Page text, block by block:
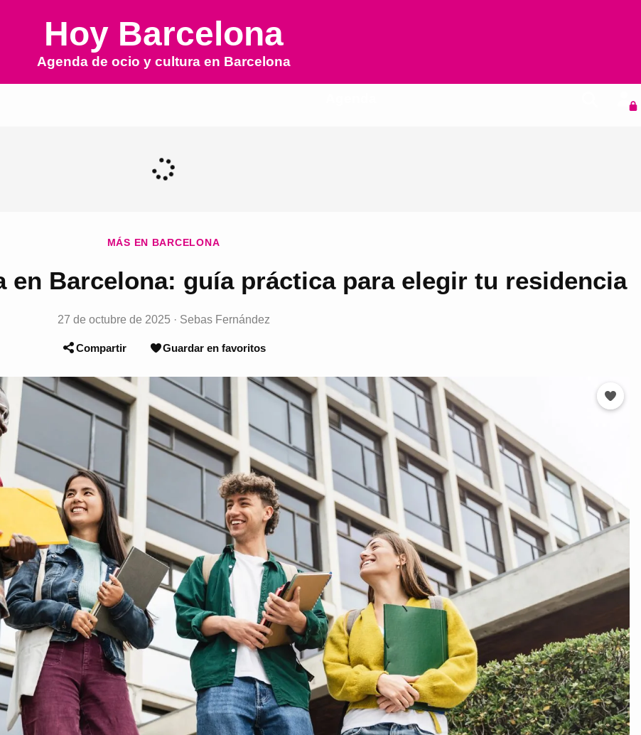
Hoy Barcelona
Agenda de ocio y cultura en Barcelona
MÁS EN BARCELONA
Barcelona: guía práctica para elegir tu residencia
27 de octubre de 2025 · Sebas Fernández
Compartir Guardar en favoritos